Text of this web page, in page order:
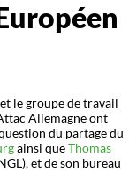
et le groupe de travail
Allemagne ont
du partage du
ainsi queThomas
et de son bureau